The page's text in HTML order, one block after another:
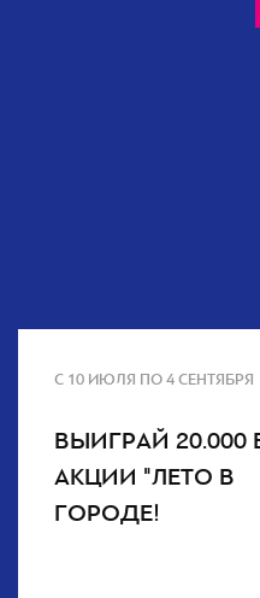
С 10 ИЮЛЯ ПО 4 СЕНТЯБРЯ
ВЫИГРАЙ 20.000
АКЦИИ "ЛЕТО В
ГОРОДЕ!